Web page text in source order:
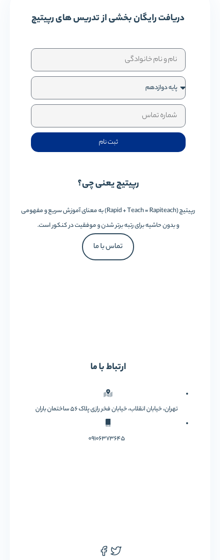
دریافت رایگان بخشی از تدریس های رپیتیچ
ثبت نام
رپیتیچ یعنی چی؟
رپیتیچ (Rapid + Teach = Rapiteach) به معنای آموزش سریع و مفهومی
و بدون حاشیه برای رتبه برتر شدن و موفقیت در کنکور است.
تماس با ما
ارتباط با ما
تهران، خیابان انقلاب، خیابان فخر رازی پلاک 56 ساختمان باران